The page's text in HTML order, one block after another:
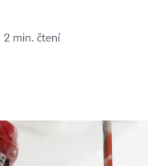
2 min. čtení